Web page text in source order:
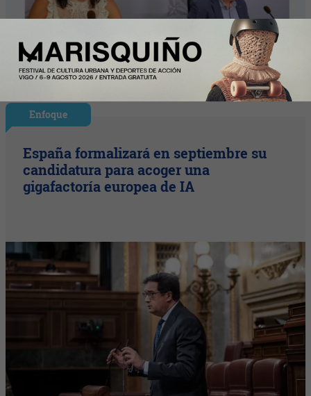
Enfoque
España formalizará en septiembre su
candidatura para acoger una
gigafactoría europea de IA